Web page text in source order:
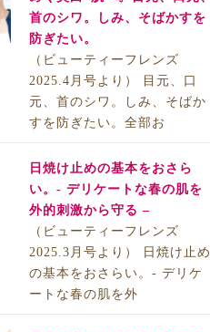
首のシワ。しみ、そばかすを
防ぎたい。
（ビューティーフレンズ
2025.4月号より） 目元、口
元、首のシワ。しみ、そばか
すを防ぎたい。全部お
日焼け止めの基本をおさら
い。- デリケートな春の肌を
外的刺激から守る –
（ビューティーフレンズ
2025.3月号より） 日焼け止め
の基本をおさらい。- デリケ
ートな春の肌を外